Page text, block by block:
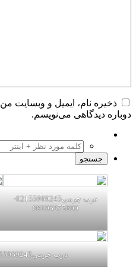
ذخیره نام، ایمیل و وبسایت
دوباره دیدگاهی می‌نویسم.
درب چرمی02155969245-
09196375800
درب چرمی02155969245-09196375800